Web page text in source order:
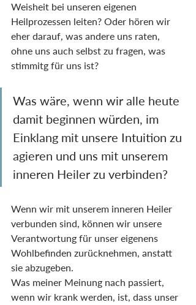
Weisheit bei unseren eigenen
Heilprozessen leiten? Oder hören wir
eher darauf, was andere uns raten,
ohne uns auch selbst zu fragen, was
stimmitg für uns ist?
Was wäre, wenn wir alle heute
damit beginnen würden, im
Einklang mit unsere Intuition zu
agieren und uns mit unserem
inneren Heiler zu verbinden?
Wenn wir mit unserem inneren Heiler
verbunden sind, können wir unsere
Verantwortung für unser eigenens
Wohlbefinden zurücknehmen, anstatt
sie abzugeben.
Was meiner Meinung nach passiert,
wenn wir krank werden, ist, dass unser